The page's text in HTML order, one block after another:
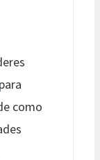
para
como